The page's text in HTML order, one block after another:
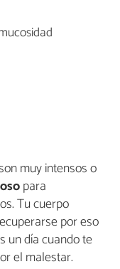
muy intensos o
para
Tu cuerpo
por eso
un día cuando te
el malestar.